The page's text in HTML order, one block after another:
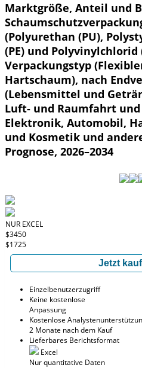
Marktgröße, Anteil und
(Polyurethan (PU),
(PE) und Polyvinylchlorid
Verpackungstyp
Hartschaum), nach
(Lebensmittel und
Luft- und Raumfahrt
Elektronik, Automobil,
und Kosmetik und
Prognose, 2026–2034
NUR EXCEL
$3450
$1725
Jetzt
Einzelbenutzerzugriff
Keine kostenlose
Anpassung
Kostenlose
2 Monate nach dem Kauf
Lieferbares Berichtsformat
Excel
Nur quantitative Daten